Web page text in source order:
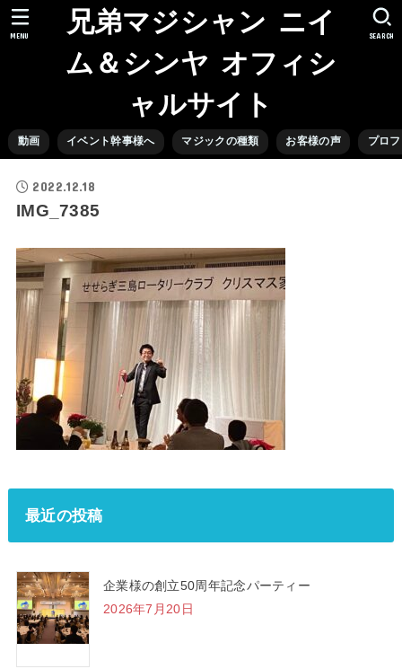
兄弟マジシャン ニイ
ム＆シンヤ オフィシ
ャルサイト
動画 イベント幹事様へ マジックの種類 お客様の声 プロ
SEARCH
MENU
2022.12.18
IMG_7385
最近の投稿
企業様の創立50周年記念パーティー
2026年7月20日